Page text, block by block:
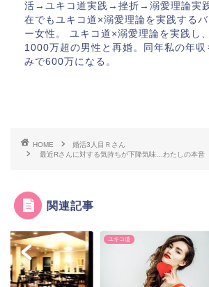
活→ユキコ道実践→挫折→溺愛理論実
在でもユキコ道×溺愛理論を実践する
ー女性。 ユキコ道×溺愛理論を実践し
1000万超の男性と再婚。同年私の年収
みで600万になる。
HOME
婚活3人目Ｒさん
最近Rさんに対する気持ちが下降気味…わたしの本音
関連記事
ユキコ道